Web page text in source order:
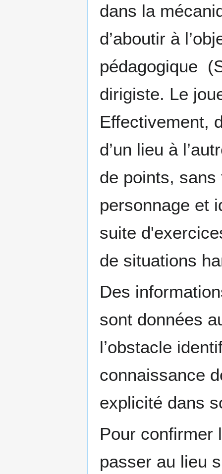
dans la
d’aboutir à
pédagogique
dirigiste. Le
Effectivement,
d’un lieu à
de points,
personnage et
suite
de situations
Des
sont données
l’obstacle
connaissance
explicité dans
Pour confirmer
passer au lieu